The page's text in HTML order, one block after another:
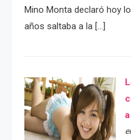
Mino Monta declaró hoy
años saltaba a la […]